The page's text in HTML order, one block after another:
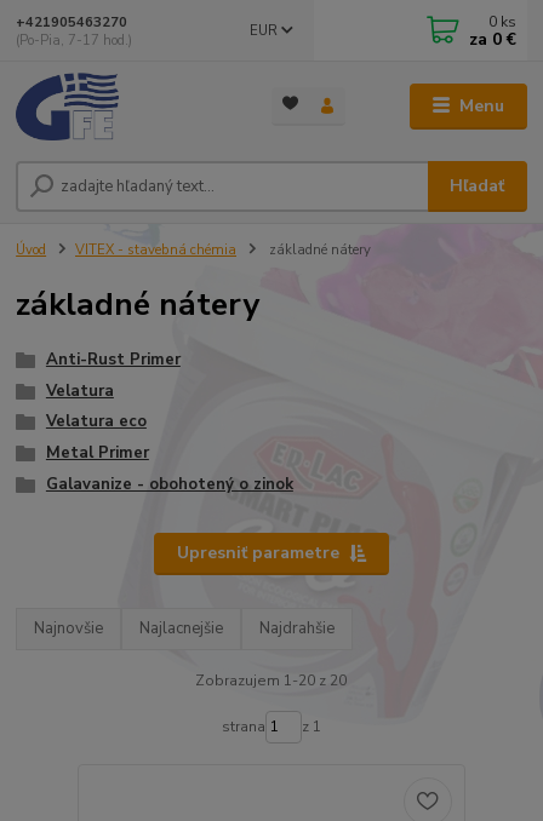
Menu
EUR
Hľadať
+421905463270
(Po-Pia, 7-17 hod.)
0 ks
za 0 €
Úvod VITEX - stavebná chémia základné nátery
základné nátery
Anti-Rust Primer
Velatura
Velatura eco
Metal Primer
Galavanize - obohotený o zinok
Upresniť parametre
Najnovšie Najlacnejšie Najdrahšie
Zobrazujem 1-20 z 20
strana z 1